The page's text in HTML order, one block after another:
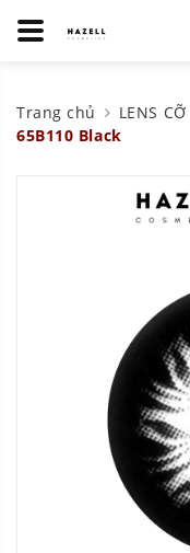
Trang chủ LENS
65B110 Black